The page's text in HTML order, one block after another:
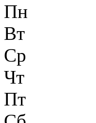
Пн
Вт
Ср
Чт
Пт